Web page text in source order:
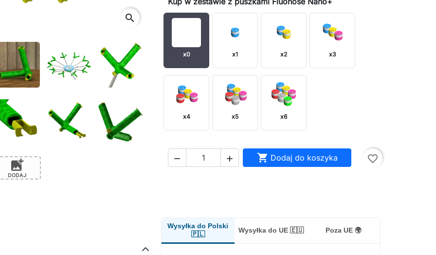
search
add_photo_alternate
DODAJ
x0 x1 x2 x3
x4 x5 x6
   Dodaj do koszyka favorite_border
Wysyłka do Polski
🇵🇱
Wysyłka do UE 🇪🇺 Poza UE 🌍